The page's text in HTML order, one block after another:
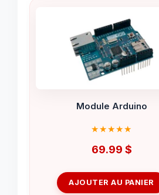
Module Arduino
69.99 $
AJOUTER AU PANIER